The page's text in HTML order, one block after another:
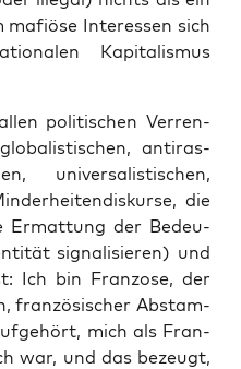
mafiö­se Inter­es­sen sich
Kapi­ta­lis­mus
poli­ti­schen Ver­ren­
anti­ras­
uni­ver­sa­lis­ti­schen,
die
Ermat­tung der Bedeu­
signa­li­sie­ren) und
Ich bin Fran­zo­se, der
fran­zö­si­scher Abstam­
mich als Fran­
war, und das bezeugt,